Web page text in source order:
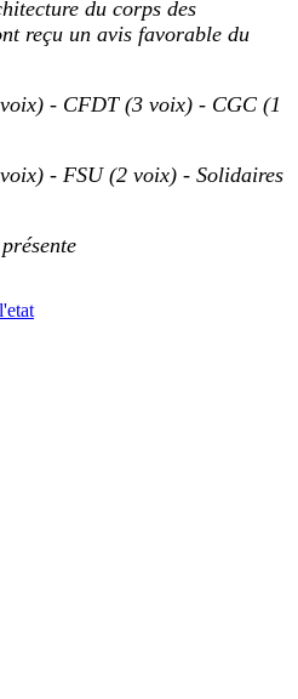
du corps des
reçu un avis favorable du
- CFDT (3 voix) - CGC (1
- FSU (2 voix) - Solidaires